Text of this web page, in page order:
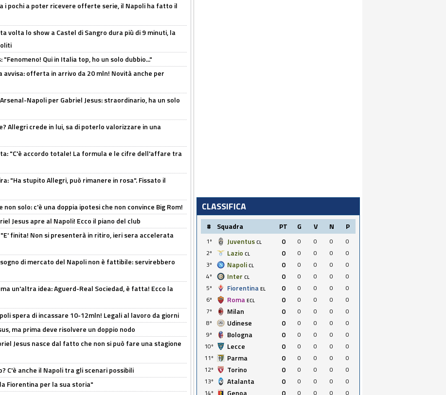
i pochi a poter ricevere offerte serie, il Napoli ha fatto il
volta lo show a Castel di Sangro dura più di 9 minuti, la
"Fenomeno! Qui in Italia top, ho un solo dubbio..."
avvisa: offerta in arrivo da 20 mln! Novità anche per
Napoli per Gabriel Jesus: straordinario, ha un solo
Allegri crede in lui, sa di poterlo valorizzare in una
"C'è accordo totale! La formula e le cifre dell'affare tra
"Ha stupito Allegri, può rimanere in rosa". Fissato il
non solo: c'è una doppia ipotesi che non convince Big Rom!
Jesus apre al Napoli! Ecco il piano del club
finita! Non si presenterà in ritiro, ieri sera accelerata
di mercato del Napoli non è fattibile: servirebbero
un'altra idea: Aguerd-Real Sociedad, è fatta! Ecco la
spera di incassare 10-12mln! Legali al lavoro da giorni
ma prima deve risolvere un doppio nodo
Jesus nasce dal fatto che non si può fare una stagione
C'è anche il Napoli tra gli scenari possibili
Fiorentina per la sua storia"
CLASSIFICA
# Squadra PT G V N P
1º Juventus CL 0 0 0 0
0
2º
Lazio CL 0 0 0 0
0
3º
Napoli CL 0 0 0 0
0
4º
Inter CL 0 0 0 0
0
5º
Fiorentina EL 0 0 0 0
0
6º
Roma ECL 0 0 0 0
0
7º
Milan 0 0 0 0
0
8º
Udinese 0 0 0 0
0
9º
Bologna 0 0 0 0
0
10º
Lecce 0 0 0 0
0
11º
Parma 0 0 0 0
0
12º
Torino 0 0 0 0
0
13º
Atalanta 0 0 0 0
0
14º
Genoa 0 0 0 0 0